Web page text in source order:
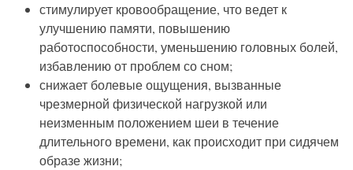
стимулирует кровообращение, что ведет к
улучшению памяти, повышению
работоспособности, уменьшению головных болей,
избавлению от проблем со сном;
снижает болевые ощущения, вызванные
чрезмерной физической нагрузкой или
неизменным положением шеи в течение
длительного времени, как происходит при сидячем
образе жизни;